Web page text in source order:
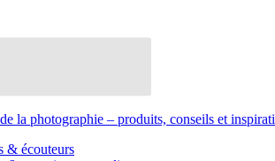
la photographie – produits, conseils et
& écouteurs